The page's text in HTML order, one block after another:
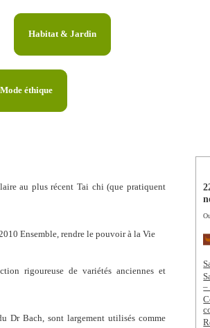
Habitat & Jardin
Mode éthique
au plus récent Tai chi (que pratiquent
Ensemble, rendre le pouvoir à la Vie
rigoureuse de variétés anciennes et
Dr Bach, sont largement utilisés comme
–